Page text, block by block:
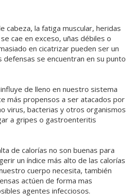
cabeza, la fatiga muscular, heridas
cae en exceso, uñas débiles o
en cicatrizar pueden ser un
defensas se encuentran en su punto
de lleno en nuestro sistema
más propensos a ser atacados por
virus, bacterias y otros organismos
a gripes o gastroenteritis
de calorías no son buenas para
un índice más alto de las calorías
cuerpo necesita, también
actúen de forma mas
agentes infecciosos.